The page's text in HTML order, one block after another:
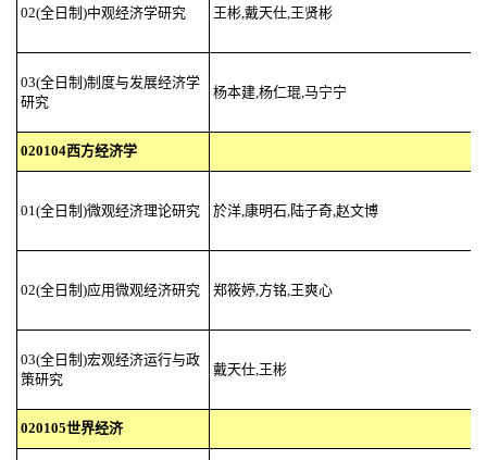
02(全日制)中观经济学研究 王彬,戴天仕,王贤彬
03(全日制)制度与发展经济学
研究
杨本建,杨仁琨,马宁宁
020104西方经济学
01(全日制)微观经济理论研究 於洋,康明石,陆子奇,赵文博
02(全日制)应用微观经济研究 郑筱婷,方铭,王爽心
03(全日制)宏观经济运行与政
策研究
戴天仕,王彬
020105世界经济